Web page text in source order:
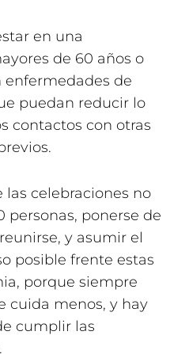
en una
de 60 años o
enfermedades de
puedan reducir lo
contactos con otras
las celebraciones no
personas, ponerse de
y asumir el
posible frente estas
porque siempre
cuida menos, y hay
cumplir las